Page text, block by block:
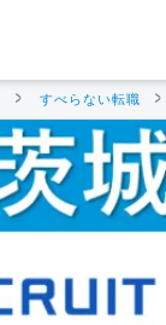
すべらない転職